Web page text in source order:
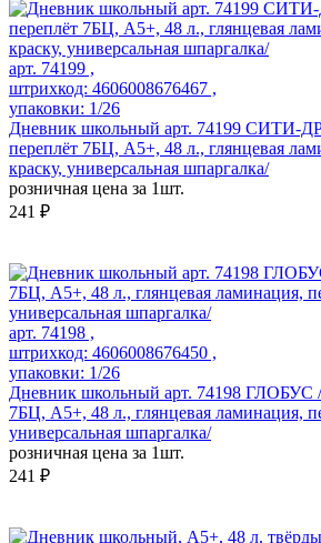
арт. 74199 ,
штрихкод: 4606008676467 ,
упаковки: 1/26
Дневник школьный арт. 74199 СИТИ-
переплёт 7БЦ, А5+, 48 л., глянцевая
краску, универсальная шпаргалка/
розничная цена за 1шт.
241 ₽
арт. 74198 ,
штрихкод: 4606008676450 ,
упаковки: 1/26
Дневник школьный арт. 74198 ГЛОБУС /
7БЦ, А5+, 48 л., глянцевая ламинация,
универсальная шпаргалка/
розничная цена за 1шт.
241 ₽